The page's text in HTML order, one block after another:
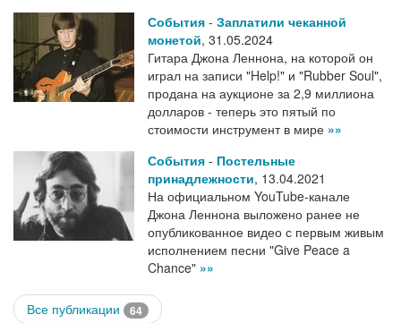
События - Заплатили чеканной
монетой, 31.05.2024
Гитара Джона Леннона, на которой он
играл на записи "Help!" и "Rubber Soul",
продана на аукционе за 2,9 миллиона
долларов - теперь это пятый по
стоимости инструмент в мире »»
События - Постельные
принадлежности, 13.04.2021
На официальном YouTube-канале
Джона Леннона выложено ранее не
опубликованное видео с первым живым
исполнением песни "Give Peace a
Chance" »»
Все публикации 64